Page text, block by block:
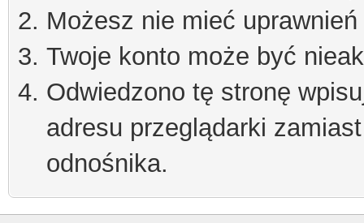
Możesz nie mieć
Twoje konto może być
Odwiedzono tę stronę
adresu przeglądarki
odnośnika.